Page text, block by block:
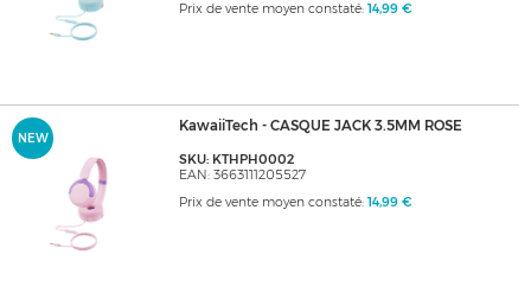
Prix de vente moyen constaté: 14,99 €
NEW
KawaiiTech - CASQUE JACK 3.5MM ROSE
SKU: KTHPH0002
EAN: 3663111205527
Prix de vente moyen constaté: 14,99 €